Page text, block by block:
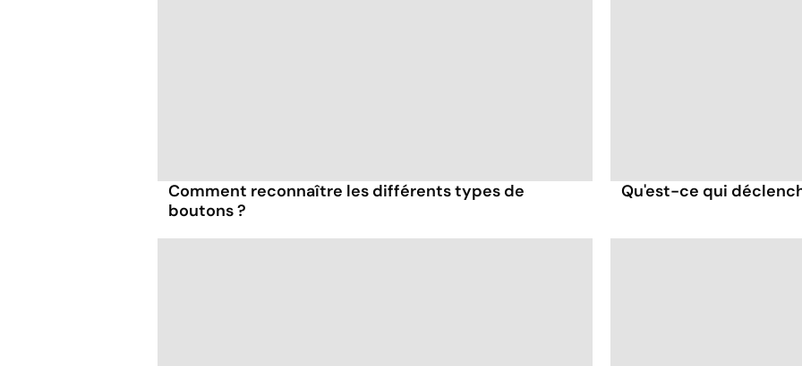
Comment reconnaître les différents types de
boutons ?
Qu'est-ce qui